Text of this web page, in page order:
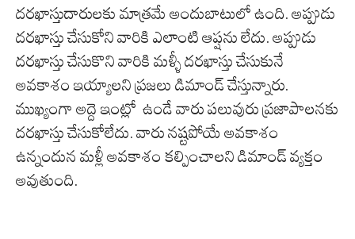
దరఖాస్తుదారులకు మాత్రమే అందుబాటులో ఉంది. అప్పుడు
దరఖాస్తు చేసుకోని వారికి ఎలాంటి ఆప్షను లేదు. అప్పుడు
దరఖాస్తు చేసుకొని వారికి మళ్ళీ దరఖాస్తు చేసుకునే
అవకాశం ఇయ్యాలని ప్రజలు డిమాండ్ చేస్తున్నారు.
ముఖ్యంగా అద్దె ఇంట్లో ఉండే వారు పలువురు ప్రజాపాలనకు
దరఖాస్తు చేసుకోలేదు. వారు నష్టపోయే అవకాశం
ఉన్నందున మళ్లీ అవకాశం కల్పించాలని డిమాండ్ వ్యక్తం
అవుతుంది.